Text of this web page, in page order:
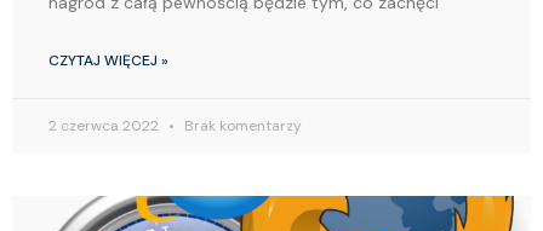
CZYTAJ WIĘCEJ »
2 czerwca 2022 Brak komentarzy